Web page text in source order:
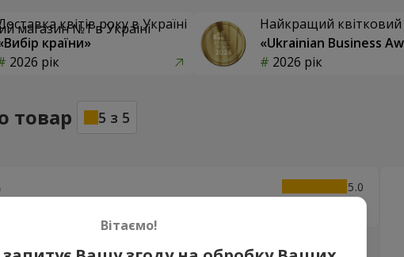
квітів року в Україні
країни»
2026 рік
Найкращий квітковий
«Ukrainian Business
2026 рік
товар 5 з 5
5
Вітаємо!